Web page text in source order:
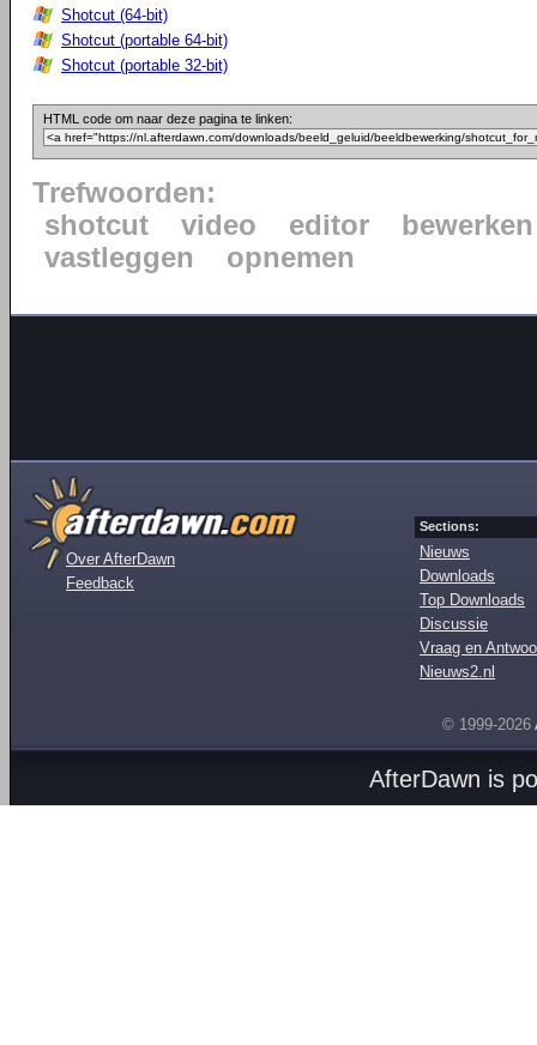
Shotcut (64-bit)
Shotcut (portable 64-bit)
Shotcut (portable 32-bit)
HTML code om naar deze pagina te linken:
Trefwoorden:
shotcut
video editor
bewerken
vastleggen
opnemen
Over AfterDawn
Feedback
Sections:
Nieuws
Downloads
Top Downloads
Discussie
Vraag en
Nieuws2.nl
© 1999-2026
AfterDawn is